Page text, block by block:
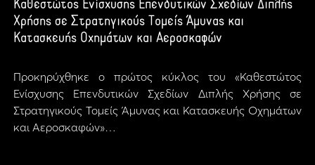
Καθεστώτος Ενίσχυσης Επενδυτικών Σχεδίων Διπλής
Χρήσης σε Στρατηγικούς Τομείς Άμυνας και
Κατασκευής Οχημάτων και Αεροσκαφών
Προκηρύχθηκε ο πρώτος κύκλος του «Καθεστώτος
Ενίσχυσης Επενδυτικών Σχεδίων Διπλής Χρήσης σε
Στρατηγικούς Τομείς Άμυνας και Κατασκευής Οχημάτων
και Αεροσκαφών»…